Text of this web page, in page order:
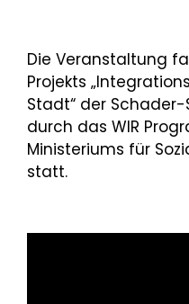
Die Veranstaltung
Projekts
Stadt“ der
durch das WIR
Ministeriums für
statt.